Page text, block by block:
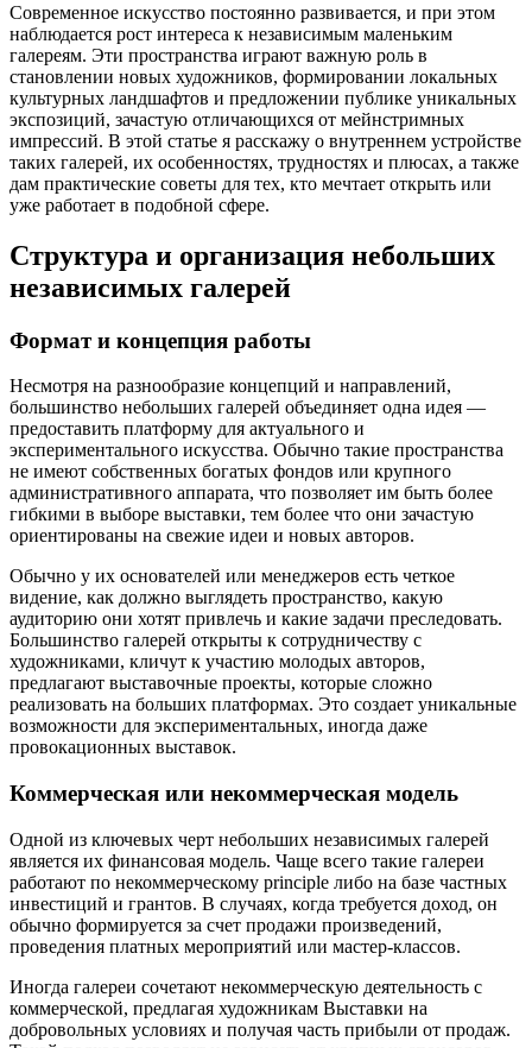
Современное искусство постоянно развивается, и при этом
наблюдается рост интереса к независимым маленьким
галереям. Эти пространства играют важную роль в
становлении новых художников, формировании локальных
культурных ландшафтов и предложении публике уникальных
экспозиций, зачастую отличающихся от мейнстримных
импрессий. В этой статье я расскажу о внутреннем устройстве
таких галерей, их особенностях, трудностях и плюсах, а также
дам практические советы для тех, кто мечтает открыть или
уже работает в подобной сфере.
Структура и организация небольших
независимых галерей
Формат и концепция работы
Несмотря на разнообразие концепций и направлений,
большинство небольших галерей объединяет одна идея —
предоставить платформу для актуального и
экспериментального искусства. Обычно такие пространства
не имеют собственных богатых фондов или крупного
административного аппарата, что позволяет им быть более
гибкими в выборе выставки, тем более что они зачастую
ориентированы на свежие идеи и новых авторов.
Обычно у их основателей или менеджеров есть четкое
видение, как должно выглядеть пространство, какую
аудиторию они хотят привлечь и какие задачи преследовать.
Большинство галерей открыты к сотрудничеству с
художниками, кличут к участию молодых авторов,
предлагают выставочные проекты, которые сложно
реализовать на больших платформах. Это создает уникальные
возможности для экспериментальных, иногда даже
провокационных выставок.
Коммерческая или некоммерческая модель
Одной из ключевых черт небольших независимых галерей
является их финансовая модель. Чаще всего такие галереи
работают по некоммерческому principle либо на базе частных
инвестиций и грантов. В случаях, когда требуется доход, он
обычно формируется за счет продажи произведений,
проведения платных мероприятий или мастер-классов.
Иногда галереи сочетают некоммерческую деятельность с
коммерческой, предлагая художникам Выставки на
добровольных условиях и получая часть прибыли от продаж.